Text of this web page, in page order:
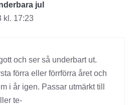
jul
kl. 17:23
och ser så underbart ut.
förra eller förrförra året och
i år igen. Passar utmärkt till
te-